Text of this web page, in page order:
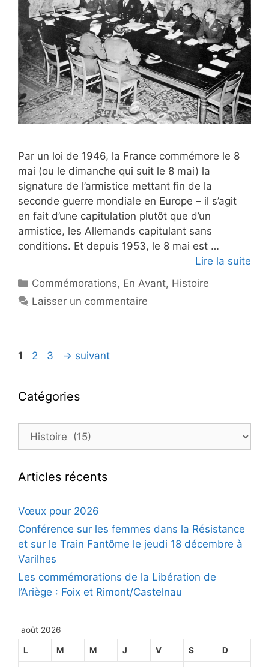
Par un loi de 1946, la France commémore le 8
mai (ou le dimanche qui suit le 8 mai) la
signature de l’armistice mettant fin de la
seconde guerre mondiale en Europe – il s’agit
en fait d’une capitulation plutôt que d’un
armistice, les Allemands capitulant sans
conditions. Et depuis 1953, le 8 mai est …
Lire la suite
Catégories
Commémorations, En Avant, Histoire
Laisser un commentaire
Navigation
Page
1 Page
2 Page
3 → suivant
Catégories
Catégories
Articles récents
Vœux pour 2026
Conférence sur les femmes dans la Résistance
et sur le Train Fantôme le jeudi 18 décembre à
Varilhes
Les commémorations de la Libération de
l’Ariège : Foix et Rimont/Castelnau
août 2026
L M M J V S D